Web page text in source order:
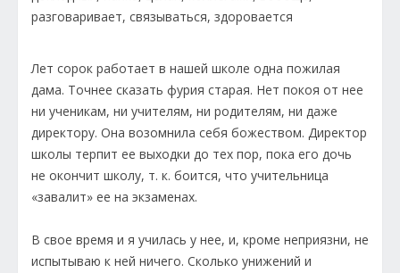
Лет сорок работает в нашей школе одна пожилая
дама. Точнее сказать фурия старая. Нет покоя от нее
ни ученикам, ни учителям, ни родителям, ни даже
директору. Она возомнила себя божеством. Директор
школы терпит ее выходки до тех пор, пока его дочь
не окончит школу, т. к. боится, что учительница
«завалит» ее на экзаменах.
В свое время и я училась у нее, и, кроме неприязни, не
испытываю к ней ничего. Сколько унижений и